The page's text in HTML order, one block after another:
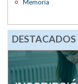
Memoria
DESTACADOS